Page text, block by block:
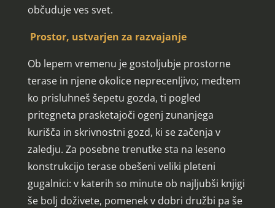
občuduje ves svet.
Prostor, ustvarjen za razvajanje
Ob lepem vremenu je gostoljubje prostorne
terase in njene okolice neprecenljivo; medtem
ko prisluhneš šepetu gozda, ti pogled
pritegneta prasketajoči ogenj zunanjega
kurišča in skrivnostni gozd, ki se začenja v
zaledju. Za posebne trenutke sta na leseno
konstrukcijo terase obešeni veliki pleteni
gugalnici: v katerih so minute ob najljubši knjigi
še bolj doživete, pomenek v dobri družbi pa še